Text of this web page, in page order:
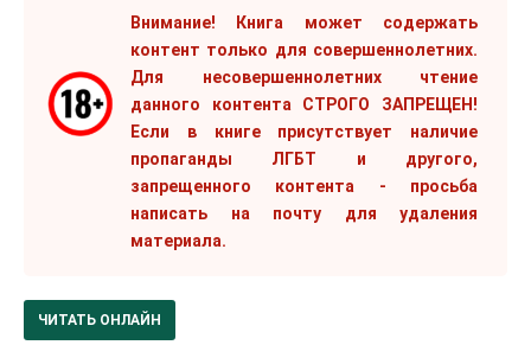
Внимание! Книга может содержать
контент только для совершеннолетних.
Для несовершеннолетних чтение
данного контента СТРОГО ЗАПРЕЩЕН!
Если в книге присутствует наличие
пропаганды ЛГБТ и другого,
запрещенного контента - просьба
написать на почту для удаления
материала.
ЧИТАТЬ ОНЛАЙН